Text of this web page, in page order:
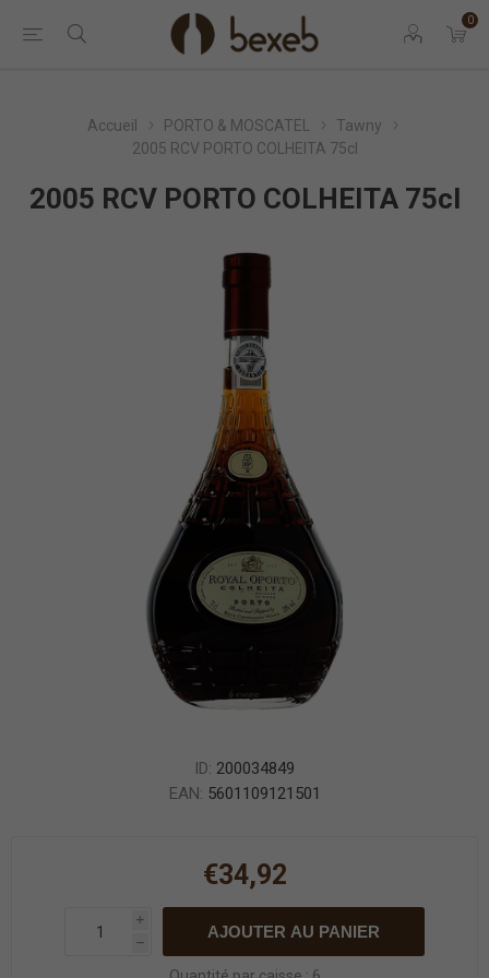
0
Accueil PORTO & MOSCATEL
Tawny
2005 RCV PORTO COLHEITA 75cl
2005 RCV PORTO COLHEITA 75cl
ID: 200034849
EAN: 5601109121501
€34,92
i
h
AJOUTER AU PANIER